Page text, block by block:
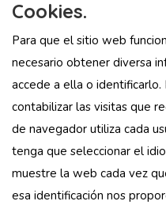
Cookies.
Para que el sitio web
necesario obtener diversa
accede a ella o
contabilizar las visitas que
de navegador utiliza cada
tenga que seleccionar el
muestre la web cada vez
esa identificación nos